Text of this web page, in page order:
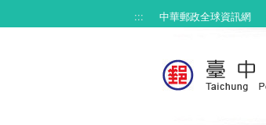
::: 中華郵政全球資訊網